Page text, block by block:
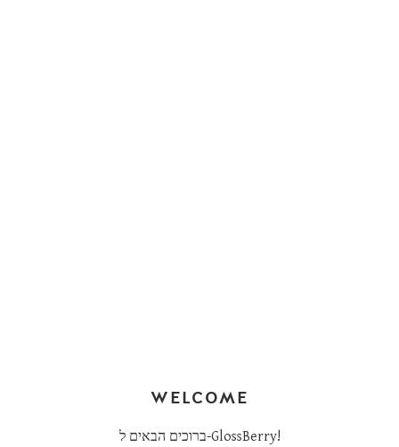
WELCOME
ברוכים הבאים ל-GlossBerry!